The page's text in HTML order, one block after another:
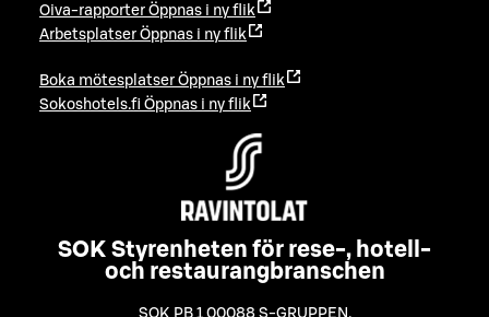
Oiva-rapporter Öppnas i ny flik
Arbetsplatser Öppnas i ny flik
Boka mötesplatser Öppnas i ny flik
Sokoshotels.fi Öppnas i ny flik
SOK Styrenheten för rese-, hotell-
och restaurangbranschen
SOK PB 1 00088 S-GRUPPEN ,